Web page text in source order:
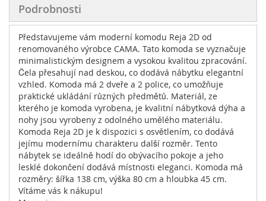
Podrobnosti
Představujeme vám moderní komodu Reja 2D od
renomovaného výrobce CAMA. Tato komoda se vyznačuje
minimalistickým designem a vysokou kvalitou zpracování.
Čela přesahují nad deskou, co dodává nábytku elegantní
vzhled. Komoda má 2 dveře a 2 police, co umožňuje
praktické ukládání různých předmětů. Materiál, ze
kterého je komoda vyrobena, je kvalitní nábytková dýha a
nohy jsou vyrobeny z odolného umělého materiálu.
Komoda Reja 2D je k dispozici s osvětlením, co dodává
jejímu modernímu charakteru další rozměr. Tento
nábytek se ideálně hodí do obývacího pokoje a jeho
lesklé dokončení dodává místnosti eleganci. Komoda má
rozměry: šířka 138 cm, výška 80 cm a hloubka 45 cm.
Vítáme vás k nákupu!